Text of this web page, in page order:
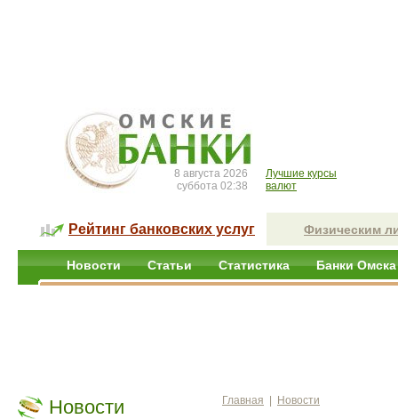
8 августа 2026
суббота 02:38
Лучшие курсы
валют
Рейтинг банковских услуг Физическим
Новости Статьи Статистика Банки Омска
Новости Главная Новости